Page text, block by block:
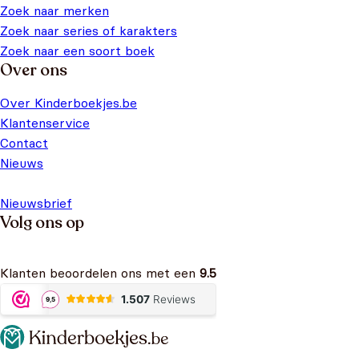
Zoek naar merken
Zoek naar series of karakters
Zoek naar een soort boek
Over ons
Over Kinderboekjes.be
Klantenservice
Contact
Nieuws
Nieuwsbrief
Volg ons op
Klanten beoordelen ons met een 9.5